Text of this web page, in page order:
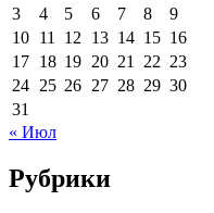
3
4 5 6 7 8
9
10 11 12 13 14 15 16
17 18 19 20 21 22 23
24 25 26 27 28 29 30
31
« Июл
Рубрики